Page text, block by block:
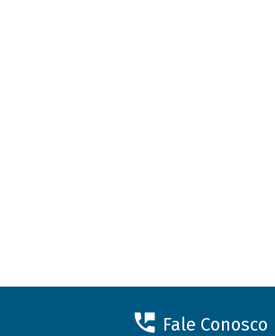
Fale Conosco